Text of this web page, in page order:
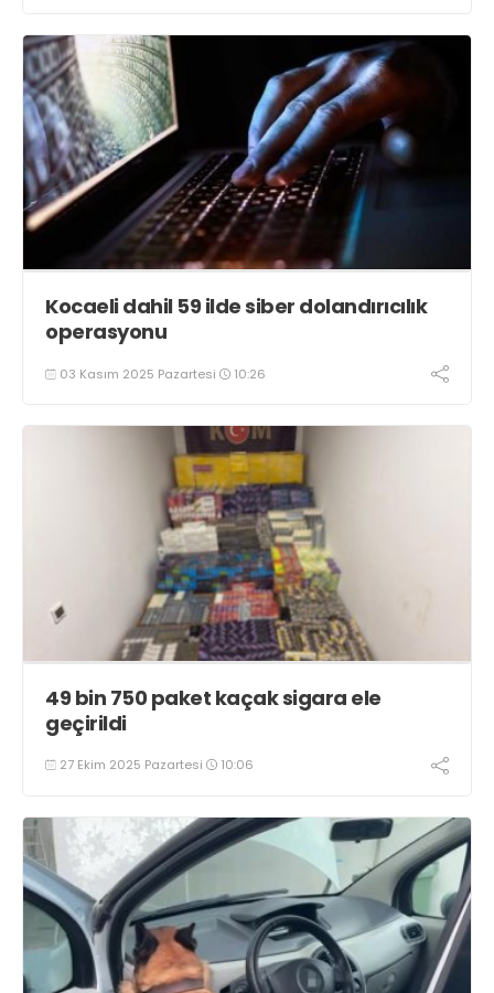
Kocaeli dahil 59 ilde siber dolandırıcılık
operasyonu
03 Kasım 2025 Pazartesi 10:26
49 bin 750 paket kaçak sigara ele
geçirildi
27 Ekim 2025 Pazartesi 10:06